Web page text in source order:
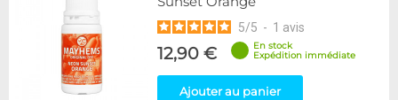
5/5 - 1 avis
12,90 €
En stock
Expédition immédiate
Ajouter au panier